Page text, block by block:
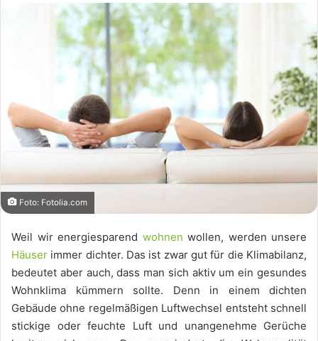
Foto: Fotolia.com
Weil wir energiesparend wohnen wollen, werden unsere
Häuser immer dichter. Das ist zwar gut für die Klimabilanz,
bedeutet aber auch, dass man sich aktiv um ein gesundes
Wohnklima kümmern sollte. Denn in einem dichten
Gebäude ohne regelmäßigen Luftwechsel entsteht schnell
stickige oder feuchte Luft und unangenehme Gerüche